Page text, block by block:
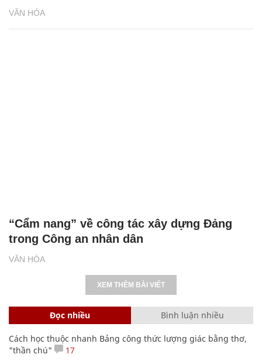
VĂN HÓA
VĂN HÓA
“Cẩm nang” về công tác xây dựng Đảng
trong Công an nhân dân
XEM THÊM BÀI VIẾT
Đọc nhiều Bình luận nhiều
Cách học thuộc nhanh Bảng công thức lượng giác bằng thơ,
"thần chú"
17